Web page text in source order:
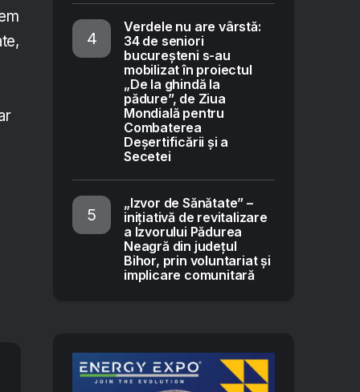
Verdele nu are vârstă:
34 de seniori
bucureșteni s-au
mobilizat în proiectul
„De la ghindă la
pădure”, de Ziua
Mondială pentru
Combaterea
Deșertificării și a
Secetei
„Izvor de Sănătate” –
inițiativă de revitalizare
a Izvorului Pădurea
Neagră din județul
Bihor, prin voluntariat și
implicare comunitară